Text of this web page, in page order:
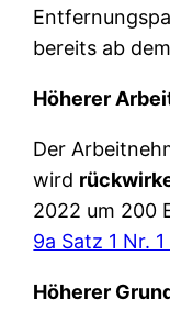
bereits ab
Höherer
Der
wird
2022 um 200
9a Satz 1 Nr.
Höherer